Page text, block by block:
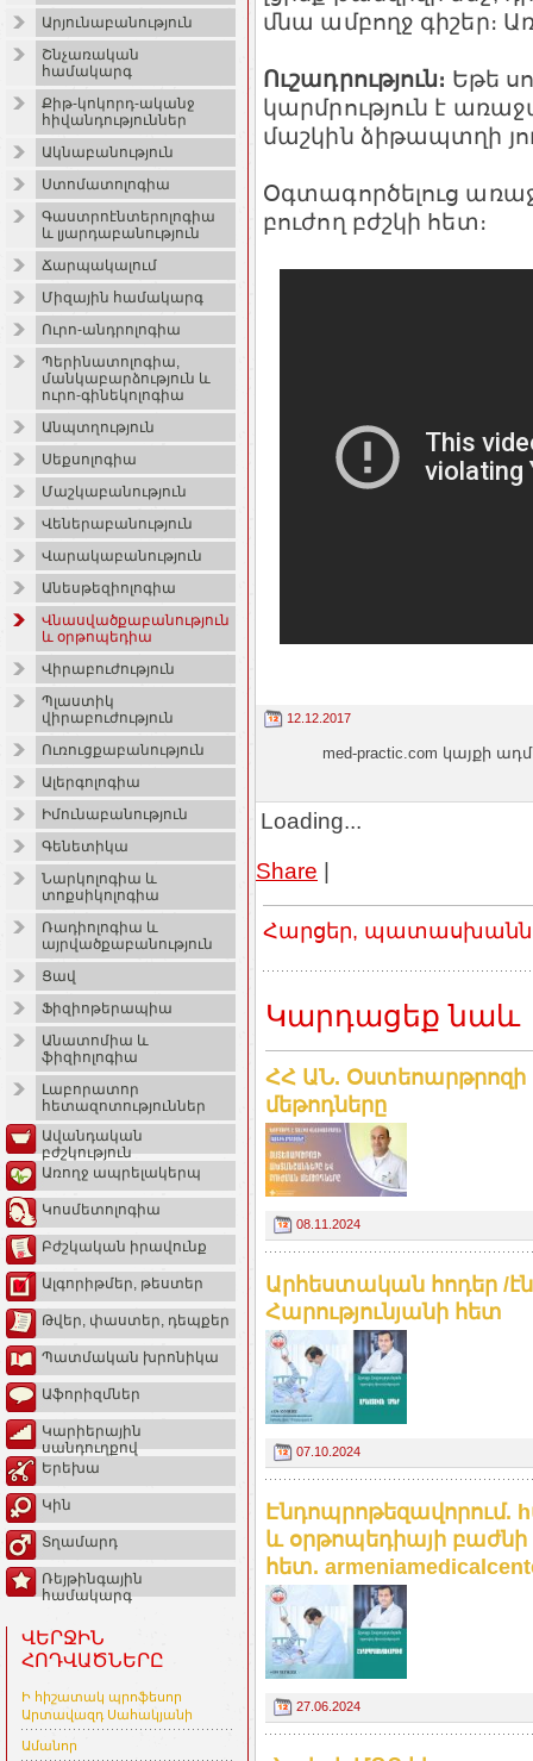
Արյունաբանություն
Շնչառական
համակարգ
Քիթ-կոկորդ-ականջ
հիվանդություններ
Ակնաբանություն
Ստոմատոլոգիա
Գաստրոէնտերոլոգիա
և լյարդաբանություն
Ճարպակալում
Միզային համակարգ
Ուրո-անդրոլոգիա
Պերինատոլոգիա,
մանկաբարձություն և
ուրո-գինեկոլոգիա
Անպտղություն
Սեքսոլոգիա
Մաշկաբանություն
Վեներաբանություն
Վարակաբանություն
Անեսթեզիոլոգիա
Վնասվածքաբանություն
և օրթոպեդիա
Վիրաբուժություն
Պլաստիկ
վիրաբուժություն
Ուռուցքաբանություն
Ալերգոլոգիա
Իմունաբանություն
Գենետիկա
Նարկոլոգիա և
տոքսիկոլոգիա
Ռադիոլոգիա և
այրվածքաբանություն
Ցավ
Ֆիզիոթերապիա
Անատոմիա և
ֆիզիոլոգիա
Լաբորատոր
հետազոտություններ
Ավանդական
բժշկություն
Առողջ ապրելակերպ
Կոսմետոլոգիա
Բժշկական իրավունք
Ալգորիթմեր, թեստեր
Թվեր, փաստեր, դեպքեր
Պատմական խրոնիկա
Աֆորիզմներ
Կարիերային
սանդուղքով
Երեխա
Կին
Տղամարդ
Ռեյթինգային
համակարգ
ՎԵՐՋԻՆ
ՀՈԴՎԱԾՆԵՐԸ
Ի հիշատակ պրոֆեսոր
Արտավազդ Սահակյանի
Ամանոր
մնա ամբողջ գիշեր։
Ուշադրություն։ Եթե
կարմրություն է
մաշկին ձիթապտղի
Օգտագործելուց
բուժող բժշկի հետ։
12.12.2017
med-practic.com կայքի
Loading...
Share |
Հարցեր,
Կարդացեք նաև
ՀՀ ԱՆ.
մեթոդները
08.11.2024
Արհեստական հոդեր /
Հարությունյանի հետ
07.10.2024
Էնդոպրոթեզավորում.
և օրթոպեդիայի բաժնի
հետ.
27.06.2024